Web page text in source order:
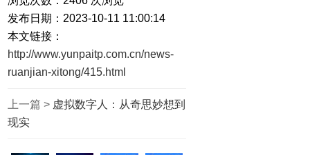
发布日期：2023-10-11 11:00:14
本文链接：
http://www.yunpaitp.com.cn/news-
ruanjian-xitong/415.html
上一篇 > 虚拟数字人：从奇思妙想到
现实